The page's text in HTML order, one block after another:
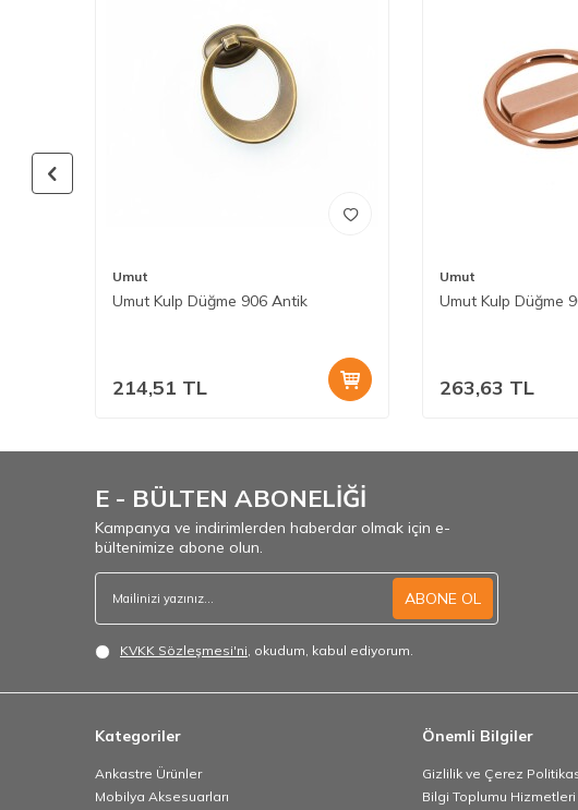
Umut
Umut Kulp Düğme 906 Antik
214,51 TL
Umut
Umut Kulp Düğme
263,63 TL
E - BÜLTEN ABONELİĞİ
Kampanya ve indirimlerden haberdar olmak için e-
bültenimize abone olun.
ABONE OL
KVKK Sözleşmesi'ni , okudum, kabul ediyorum.
Kategoriler
Ankastre Ürünler
Mobilya Aksesuarları
Önemli Bilgiler
Gizlilik ve Çerez
Bilgi Toplumu Hizmetleri